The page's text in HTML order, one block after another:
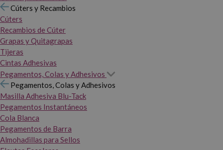
Cúters y Recambios
Cúters
Recambios de Cúter
Grapas y Quitagrapas
Tijeras
Cintas Adhesivas
Pegamentos, Colas y Adhesivos
Pegamentos, Colas y Adhesivos
Masilla Adhesiva Blu-Tack
Pegamentos Instantáneos
Cola Blanca
Pegamentos de Barra
Almohadillas para Sellos